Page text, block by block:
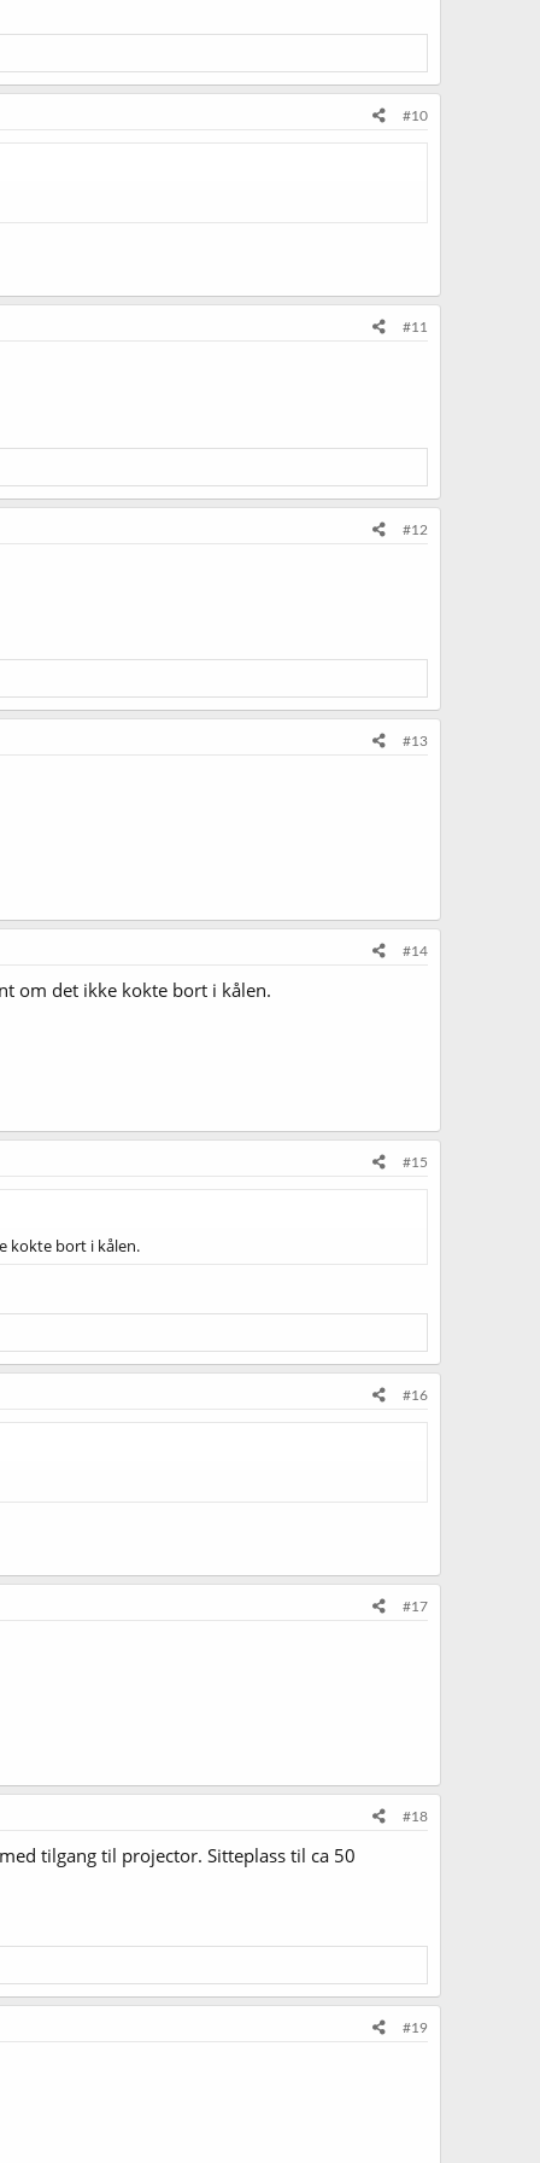
#10
#11
#12
#13
#14
om det ikke kokte bort i kålen.
#15
kokte bort i kålen.
#16
#17
#18
tilgang til projector. Sitteplass til ca 50
#19